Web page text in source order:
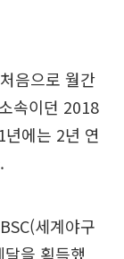
음으로 월간
속이던 2018
에는 2년 연
세계야구
을 획득했